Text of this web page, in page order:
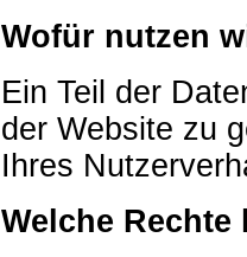
Wofür nutzen
Ein Teil der
der Website zu
Ihres
Welche